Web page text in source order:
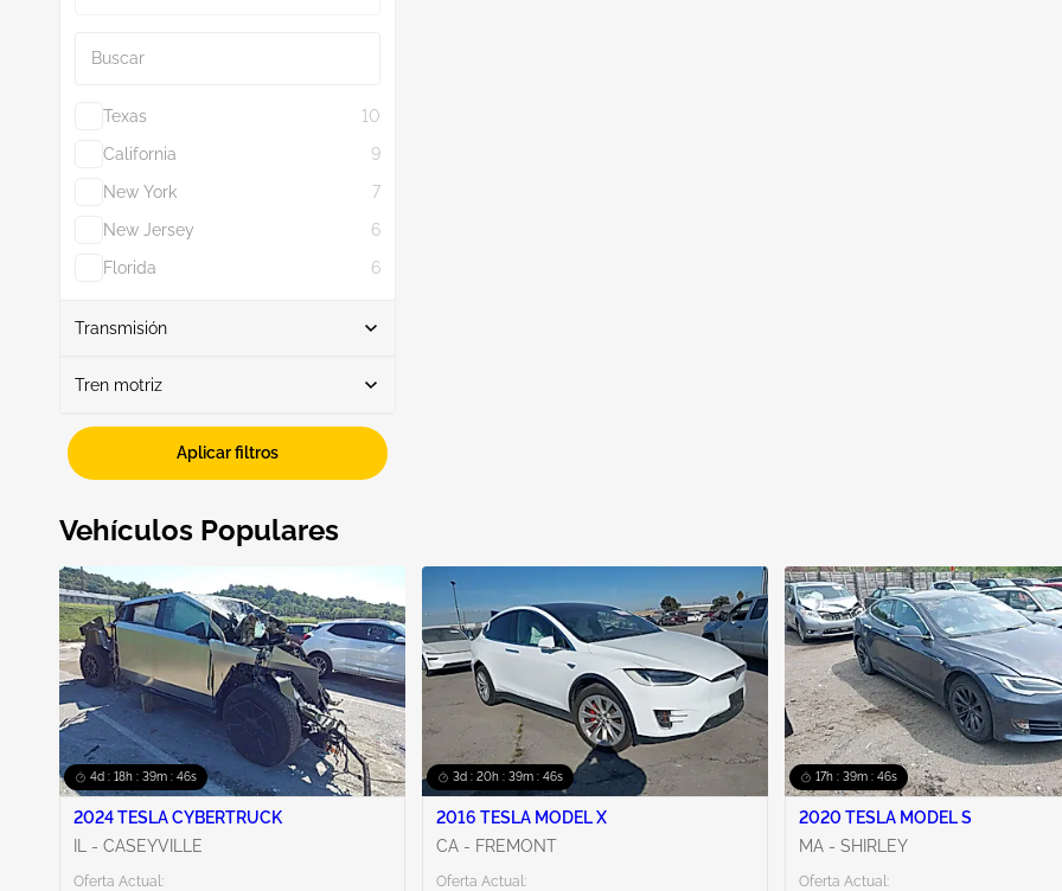
Texas
10
California
9
New York
7
New Jersey
6
Florida
6
Mostrar más
Transmisión
Automático 1
Tren motriz
Aplicar filtros
Vehículos Populares
4d : 18h : 39m : 45s
2024 TESLA CYBERTRUCK
IL - CASEYVILLE
Oferta Actual:
3d : 20h : 39m : 45s
2016 TESLA MODEL X
CA - FREMONT
Oferta Actual:
17h : 39m : 45s
2020 TESLA MODEL S
MA - SHIRLEY
Oferta Actual: